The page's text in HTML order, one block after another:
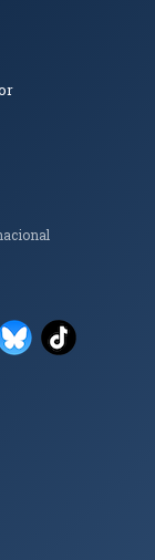
janela)
em nova janela)
(abre em nova
(abre em nova
Bluesky (abre
TikTok